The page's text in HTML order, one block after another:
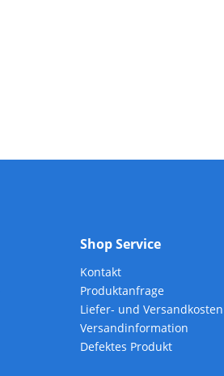
Shop Service
Kontakt
Produktanfrage
Liefer- und Versandkosten
Versandinformation
Defektes Produkt